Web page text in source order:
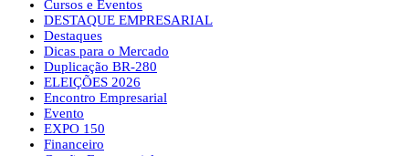
Cursos e Eventos
DESTAQUE EMPRESARIAL
Destaques
Dicas para o Mercado
Duplicação BR-280
ELEIÇÕES 2026
Encontro Empresarial
Evento
EXPO 150
Financeiro